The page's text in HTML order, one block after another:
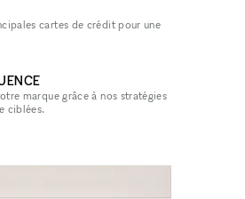
cartes de crédit pour une
marque grâce à nos stratégies
ciblées.